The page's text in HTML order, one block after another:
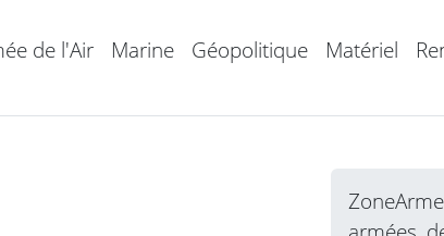
de l'Air Marine Géopolitique Matériel